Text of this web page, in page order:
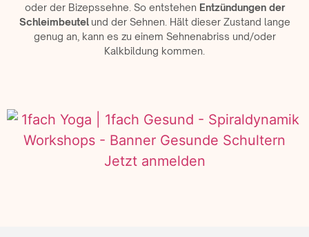
oder der Bizepssehne. So entstehen Entzündungen der
Schleimbeutelund der Sehnen. Hält dieser Zustand lange
genug an, kann es zu einem Sehnenabriss und/oder
Kalkbildung kommen.